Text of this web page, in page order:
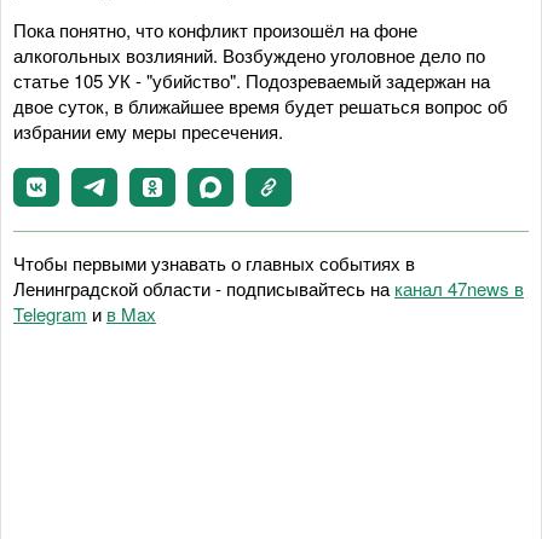
Пока понятно, что конфликт произошёл на фоне
алкогольных возлияний. Возбуждено уголовное дело по
статье 105 УК - "убийство". Подозреваемый задержан на
двое суток, в ближайшее время будет решаться вопрос об
избрании ему меры пресечения.
Чтобы первыми узнавать о главных событиях в
Ленинградской области - подписывайтесь на канал 47news в
Telegram и в Maх